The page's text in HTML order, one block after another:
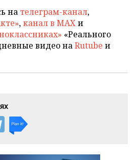
на телеграм-канал,
,канал в MAXи
«Реального
видео наRutube и